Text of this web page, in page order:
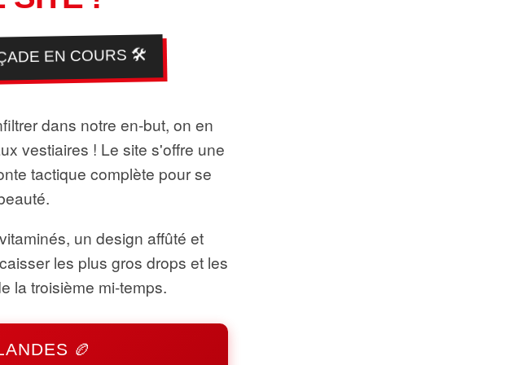
EN COURS 🛠️
dans notre en-but, on en
vestiaires ! Le site s'offre une
tactique complète pour se
un design affûté et
les plus gros drops et les
la troisième mi-temps.
🏉